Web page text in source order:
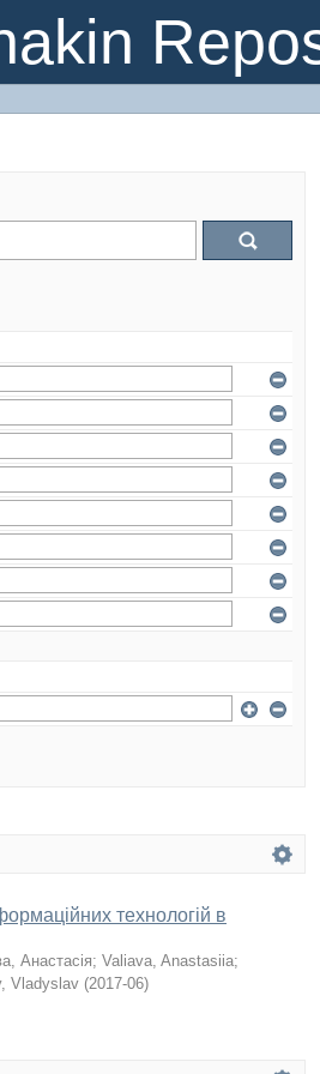
технологій в
Анастасія; Valiava, Anastasiia;
Vladyslav (2017-06)